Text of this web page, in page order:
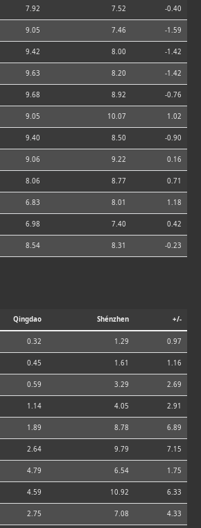
7.92 7.52 -0.40
9.05 7.46 -1.59
9.42 8.00 -1.42
9.63 8.20 -1.42
9.68 8.92 -0.76
9.05 10.07 1.02
9.40 8.50 -0.90
9.06 9.22 0.16
8.06 8.77 0.71
6.83 8.01 1.18
6.98 7.40 0.42
8.54 8.31 -0.23
Qingdao Shénzhen +/-
0.32 1.29 0.97
0.45 1.61 1.16
0.59 3.29 2.69
1.14 4.05 2.91
1.89 8.78 6.89
2.64 9.79 7.15
4.79 6.54 1.75
4.59 10.92 6.33
2.75 7.08 4.33